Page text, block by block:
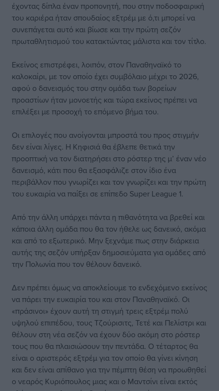
έχοντας δίπλα έναν προπονητή, που στην ποδοσφαιρική
του καριέρα ήταν σπουδαίος εξτρέμ με ό,τι μπορεί να
συνεπάγεται αυτό και βίωσε και την πρώτη σεζόν
πρωταθλητισμού του κατακτώντας μάλιστα και τον τίτλο.
Εκείνος επιστρέφει, λοιπόν, στον Παναθηναϊκό το
καλοκαίρι, με τον οποίο έχει συμβόλαιο μέχρι το 2026,
αφού ο δανεισμός του στην ομάδα των βορείων
προαστίων ήταν μονοετής και τώρα εκείνος πρέπει να
επιλέξει με προσοχή το επόμενο βήμα του.
Οι επιλογές που ανοίγονται μπροστά του προς στιγμήν
δεν είναι λίγες. Η Κηφισιά θα έβλεπε θετικά την
προοπτική να τον διατηρήσει στο ρόστερ της μ’ έναν νέο
δανεισμό, κάτι που θα εξασφάλιζε στον ίδιο ένα
περιβάλλον που γνωρίζει και τον γνωρίζει και την πρώτη
του ευκαιρία να παίξει σε επίπεδο Super League 1.
Από την άλλη υπάρχει πάντα η πιθανότητα να βρεθεί και
κάποια άλλη ομάδα που θα τον ήθελε ως δανεικό, ακόμα
και από το εξωτερικό. Μην ξεχνάμε πως στην διάρκεια
αυτής της σεζόν υπήρξαν δημοσιεύματα για ομάδες από
την Πολωνία που τον θέλουν δανεικό.
Δεν πρέπει όμως να αποκλείουμε το ενδεχόμενο εκείνος
να πάρει την ευκαιρία του και στον Παναθηναϊκό. Οι
«πράσινοι» έχουν αυτή τη στιγμή τρεις εξτρέμ πολύ
υψηλού επιπέδου, τους Τζούρισιτς, Τετέ και Πελίστρι και
θέλουν στη νέα σεζόν να έχουν δύο ακόμη στο ρόστερ
τους που θα πλαισιώσουν την πεντάδα. Ο τέταρτος θα
είναι ο αριστερός εξτρέμ για τον οποίο θα γίνει κίνηση
και δεν είναι απίθανο για την πέμπτη θέση να προωθηθεί
ο νεαρός Κυριόπουλος μιας και ο Μαντσίνι είναι εκτός